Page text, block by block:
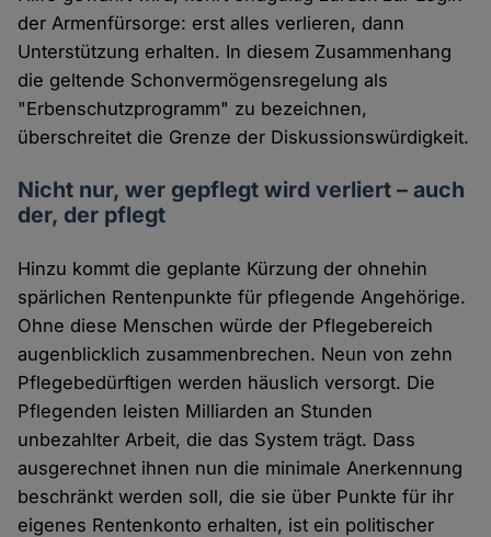
der Armenfürsorge: erst alles verlieren, dann
Unterstützung erhalten. In diesem Zusammenhang
die geltende Schonvermögensregelung als
"Erbenschutzprogramm" zu bezeichnen,
überschreitet die Grenze der Diskussionswürdigkeit.
Nicht nur, wer gepflegt wird verliert – auch
der, der pflegt
Hinzu kommt die geplante Kürzung der ohnehin
spärlichen Rentenpunkte für pflegende Angehörige.
Ohne diese Menschen würde der Pflegebereich
augenblicklich zusammenbrechen. Neun von zehn
Pflegebedürftigen werden häuslich versorgt. Die
Pflegenden leisten Milliarden an Stunden
unbezahlter Arbeit, die das System trägt. Dass
ausgerechnet ihnen nun die minimale Anerkennung
beschränkt werden soll, die sie über Punkte für ihr
eigenes Rentenkonto erhalten, ist ein politischer